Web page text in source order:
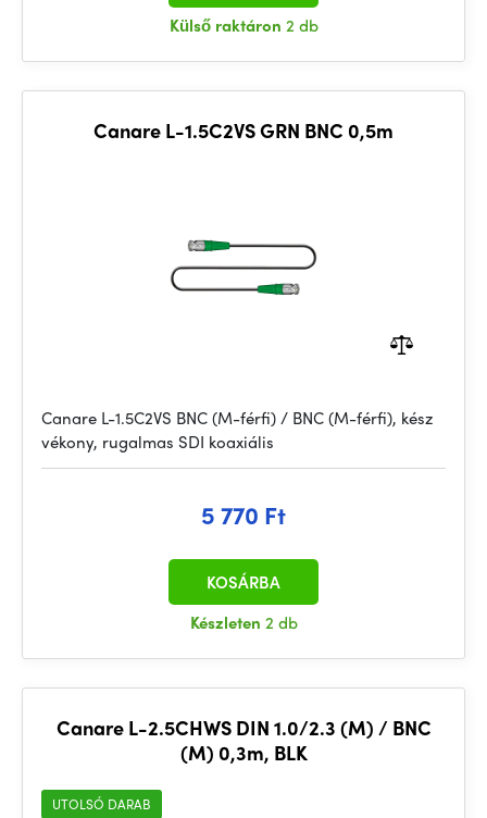
Külső raktáron 2 db
Canare L-1.5C2VS GRN BNC 0,5m
Canare L-1.5C2VS BNC (M-férfi) / BNC (M-férfi), kész
vékony, rugalmas SDI koaxiális
5 770 Ft
Készleten 2 db
KOSÁRBA
Canare L-2.5CHWS DIN 1.0/2.3 (M) / BNC
(M) 0,3m, BLK
UTOLSÓ DARAB